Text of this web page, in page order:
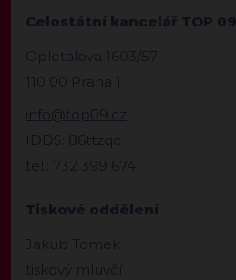
Celostátní kancelář TOP 09
Opletalova 1603/57
110 00 Praha 1
info@top09.cz
IDDS: 86ttzqc
tel.: 732 399 674
Tiskové oddělení
Jakub Tomek
tiskový mluvčí